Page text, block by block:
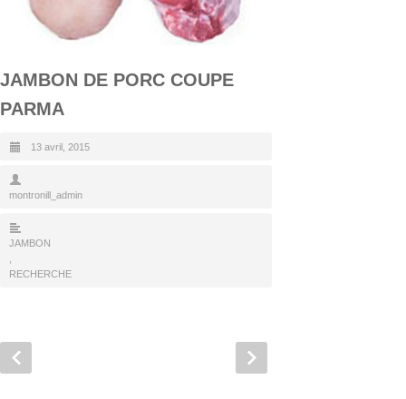
JAMBON DE PORC COUPE
PARMA
13 avril, 2015
montronill_admin
JAMBON
RECHERCHE